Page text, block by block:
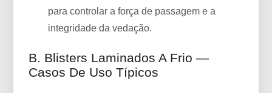
para controlar a força de passagem e a
integridade da vedação.
B. Blisters Laminados A Frio —
Casos De Uso Típicos